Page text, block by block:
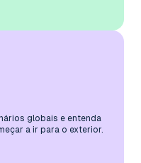
globais e entenda
a ir para o exterior.